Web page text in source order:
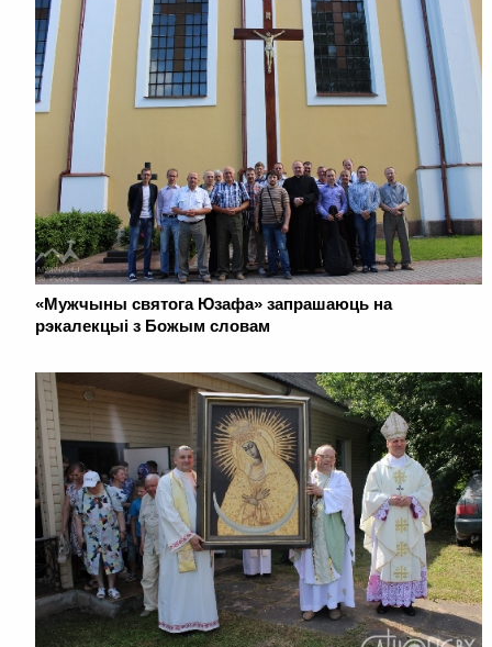
«Мужчыны святога Юзафа» запрашаюць на
рэкалекцыі з Божым словам